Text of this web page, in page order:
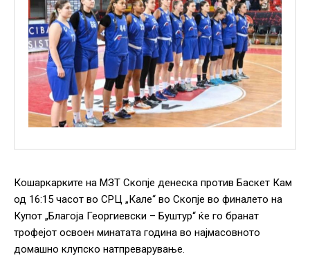
Кошаркарките на МЗТ Скопје денеска против Баскет Кам
од 16:15 часот во СРЦ „Кале“ во Скопје во финалето на
Купот „Благоја Георгиевски – Буштур“ ќе го бранат
трофејот освоен минатата година во најмасовното
домашно клупско натпреварување.